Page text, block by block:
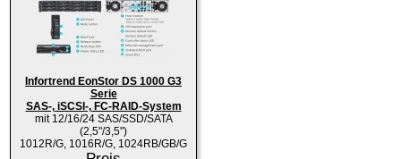
Infortrend EonStor DS 1000 G3
Serie
SAS-, iSCSI-, FC-RAID-System
mit 12/16/24 SAS/SSD/SATA
(2,5"/3,5")
1012R/G, 1016R/G, 1024RB/GB/G